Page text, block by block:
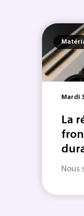
Mardi
La
Nous